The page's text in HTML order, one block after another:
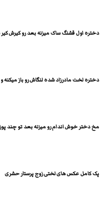
دختره اول قشنگ ساک میزنه بعد رو کیرش
دختره لخت مادرزاد شده لنگاش رو باز
مخ دختر خوش اندام رو میزنه بعد تو چند
پک کامل عکس های لختی زوج پرستار حشری